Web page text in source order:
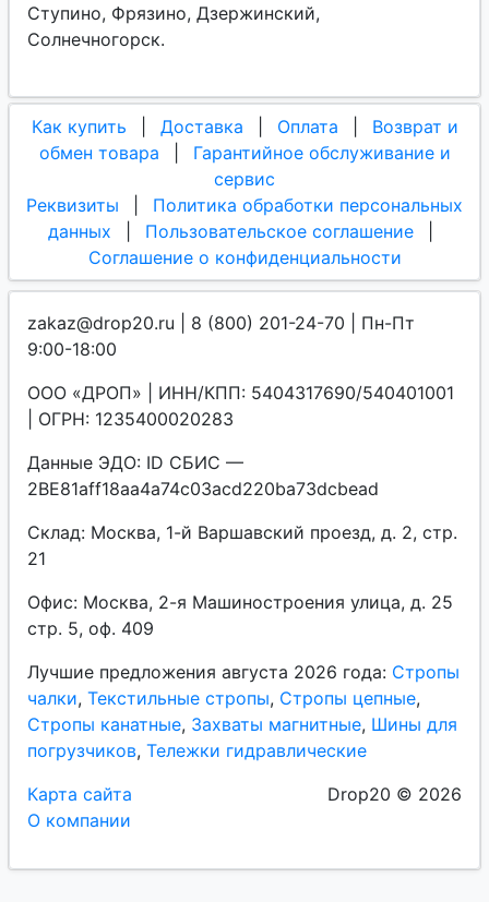
Ступино, Фрязино, Дзержинский,
Солнечногорск.
Как купить Доставка Оплата
Возврат и
обмен товара
Гарантийное обслуживание и
сервис
Реквизиты
Политика обработки персональных
данных
Пользовательское соглашение
Соглашение о конфиденциальности
zakaz@drop20.ru | 8 (800) 201-24-70 | Пн-Пт
9:00-18:00
ООО «ДРОП» | ИНН/КПП: 5404317690/540401001
| ОГРН: 1235400020283
Данные ЭДО: ID СБИС —
2BE81aff18aa4a74c03acd220ba73dcbead
Склад: Москва, 1-й Варшавский проезд, д. 2, стр.
21
Офис: Москва, 2-я Машиностроения улица, д. 25
стр. 5, оф. 409
Лучшие предложения августа 2026 года: Стропы
чалки, Текстильные стропы, Стропы цепные,
Стропы канатные, Захваты магнитные, Шины для
погрузчиков, Тележки гидравлические
Карта сайта
О компании
Drop20 © 2026